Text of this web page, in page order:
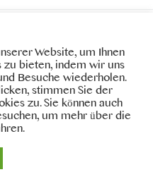
Rechte vorbehalten
mit dem
Website, um Ihnen
bieten, indem wir uns
Besuche wiederholen.
stimmen Sie der
zu. Sie können auch
um mehr über die